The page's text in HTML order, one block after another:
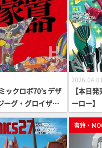
ックロボ70’s デザ
ーグ・グロイザー
2026.04.01
【本日
ーロー】
書籍・